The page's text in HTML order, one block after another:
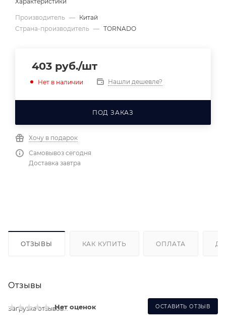
Производитель — Китай
Страна-производитель — TORNADO
403 руб./шт
Нет в наличии Нашли дешевле?
ПОД ЗАКАЗ
Хочу в подарок
Самовывоз сегодня
Доставка завтра
ОТЗЫВЫ КАК КУПИТЬ ОПЛАТА
Отзывы
Нет оценок ОСТАВИТЬ ОТЗЫВ
Загрузка отзывов...